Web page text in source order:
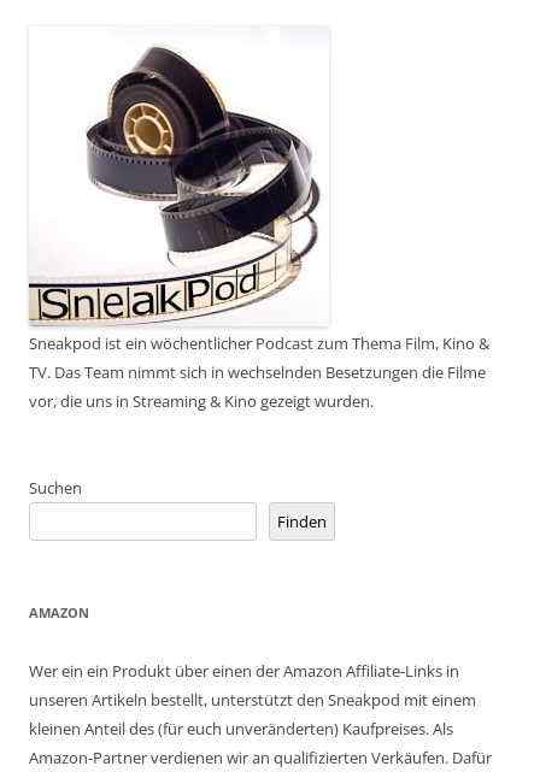
Sneakpod ist ein wöchentlicher Podcast zum Thema Film, Kino &
TV. Das Team nimmt sich in wechselnden Besetzungen die Filme
vor, die uns in Streaming & Kino gezeigt wurden.
Suchen
Finden
AMAZON
Wer ein ein Produkt über einen der Amazon Affiliate-Links in
unseren Artikeln bestellt, unterstützt den Sneakpod mit einem
kleinen Anteil des (für euch unveränderten) Kaufpreises. Als
Amazon-Partner verdienen wir an qualifizierten Verkäufen. Dafür